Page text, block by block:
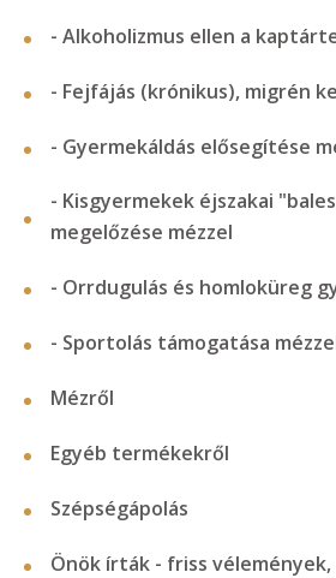
- Alkoholizmus ellen a
- Fejfájás (krónikus), migrén
- Gyermekáldás elősegítése
- Kisgyermekek éjszakai
megelőzése mézzel
- Orrdugulás és homloküreg
- Sportolás támogatása
Mézről
Egyéb termékekről
Szépségápolás
Önök írták - friss